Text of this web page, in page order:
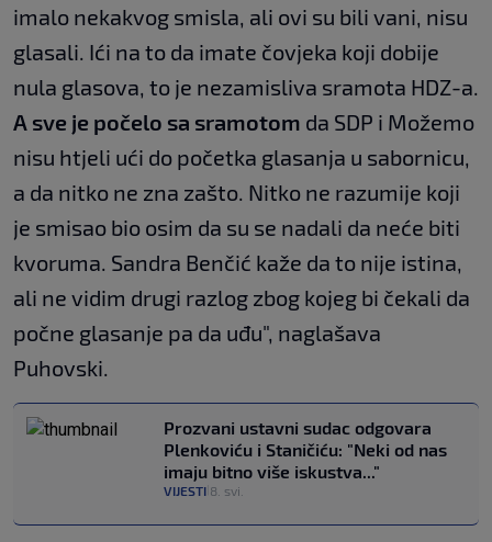
imalo nekakvog smisla, ali ovi su bili vani, nisu
glasali. Ići na to da imate čovjeka koji dobije
nula glasova, to je nezamisliva sramota HDZ-a.
A sve je počelo sa sramotom da SDP i Možemo
nisu htjeli ući do početka glasanja u sabornicu,
a da nitko ne zna zašto. Nitko ne razumije koji
je smisao bio osim da su se nadali da neće biti
kvoruma. Sandra Benčić kaže da to nije istina,
ali ne vidim drugi razlog zbog kojeg bi čekali da
počne glasanje pa da uđu", naglašava
Puhovski.
Prozvani ustavni sudac odgovara
Plenkoviću i Staničiću: "Neki od nas
imaju bitno više iskustva..."
VIJESTI 8. svi.